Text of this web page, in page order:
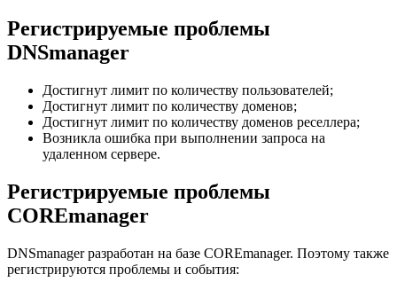
Регистрируемые проблемы
DNSmanager
Достигнут лимит по количеству пользователей;
Достигнут лимит по количеству доменов;
Достигнут лимит по количеству доменов реселлера;
Возникла ошибка при выполнении запроса на
удаленном сервере.
Регистрируемые проблемы
COREmanager
DNSmanager разработан на базе COREmanager. Поэтому также
регистрируются проблемы и события: